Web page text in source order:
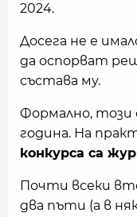
2024.
Досега не е
да оспорват
състава му.
Формално, този
година. На
конкурса са
Почти всеки
два пъти (а в